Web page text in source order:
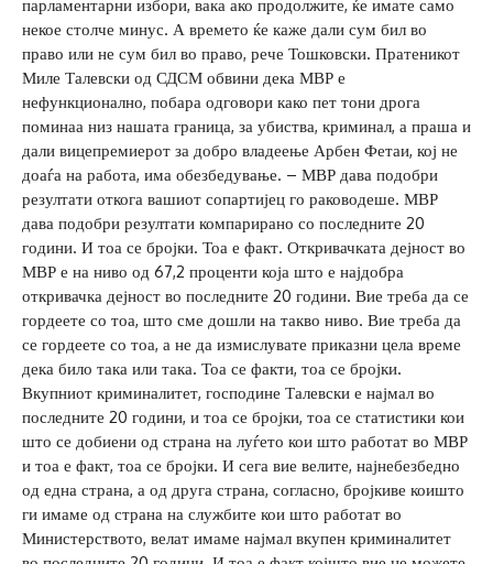
парламентарни избори, вака ако продолжите, ќе имате само
некое столче минус. А времето ќе каже дали сум бил во
право или не сум бил во право, рече Тошковски. Пратеникот
Миле Талевски од СДСМ обвини дека МВР е
нефункционално, побара одговори како пет тони дрога
поминаа низ нашата граница, за убиства, криминал, а праша и
дали вицепремиерот за добро владеење Арбен Фетаи, кој не
доаѓа на работа, има обезбедување. – МВР дава подобри
резултати откога вашиот сопартијец го раководеше. МВР
дава подобри резултати компарирано со последните 20
години. И тоа се бројки. Тоа е факт. Откривачката дејност во
МВР е на ниво од 67,2 проценти која што е најдобра
откривачка дејност во последните 20 години. Вие треба да се
гордеете со тоа, што сме дошли на такво ниво. Вие треба да
се гордеете со тоа, а не да измислувате приказни цела време
дека било така или така. Тоа се факти, тоа се бројки.
Вкупниот криминалитет, господине Талевски е најмал во
последните 20 години, и тоа се бројки, тоа се статистики кои
што се добиени од страна на луѓето кои што работат во МВР
и тоа е факт, тоа се бројки. И сега вие велите, најнебезбедно
од една страна, а од друга страна, согласно, бројкиве коишто
ги имаме од страна на службите кои што работат во
Министерството, велат имаме најмал вкупен криминалитет